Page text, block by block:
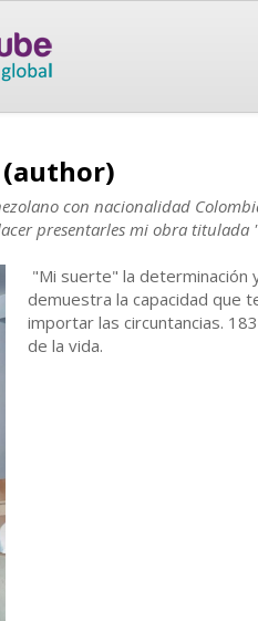
con nacionalidad
presentarles mi obra titulada
"Mi suerte" la determinación
demuestra la capacidad que
importar las circuntancias.
de la vida.